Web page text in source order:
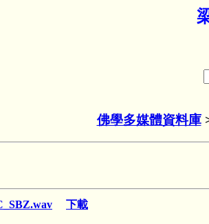
佛學多媒體資料庫
下載